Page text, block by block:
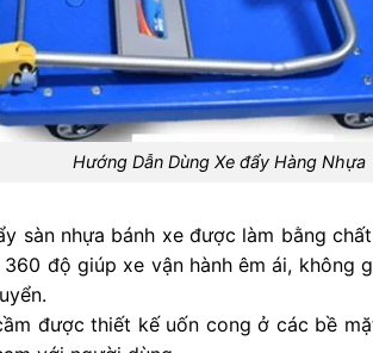
Hướng Dẫn Dùng Xe đẩy Hàng Nhựa
sàn nhựa bánh xe được làm bằng
360 độ giúp xe vận hành êm ái, không
được thiết kế uốn cong ở các bề